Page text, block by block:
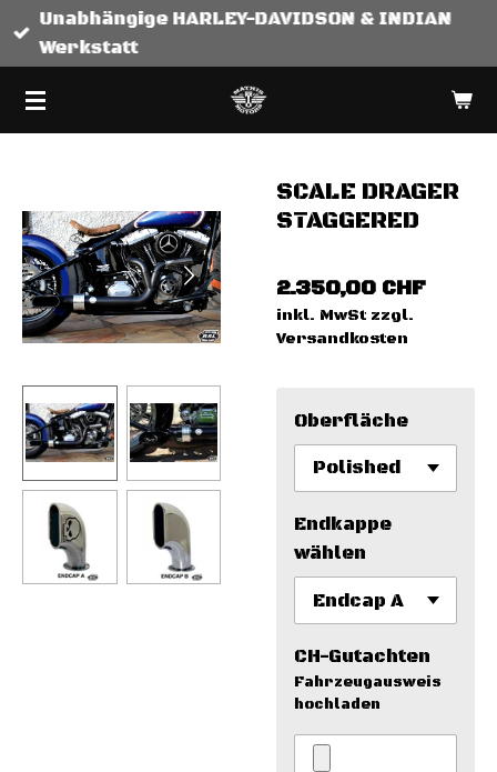
Zum
Hauptinhalt
Unabhängige HARLEY-DAVIDSON & INDIAN
Werkstatt
SCALE DRAGER
STAGGERED
2.350,00 CHF
inkl. MwSt zzgl.
Versandkosten
Oberfläche
Endkappe
wählen
CH-Gutachten
Fahrzeugausweis
hochladen